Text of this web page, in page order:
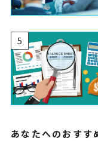
5
あなたへのおすす